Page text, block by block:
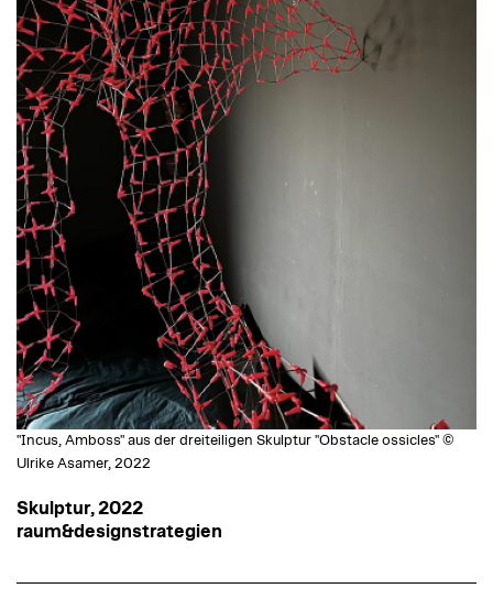
"Incus, Amboss" aus der dreiteiligen Skulptur "Obstacle ossicles" ©
Ulrike Asamer, 2022
Skulptur, 2022
raum&designstrategien